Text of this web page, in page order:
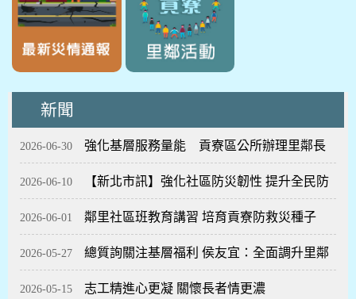
新聞
2026-06-30 強化基層服務量能 貢寮區公所辦理里鄰長
行動服務知能研習
2026-06-10 【新北市訊】強化社區防災韌性 提升全民防
災能量
2026-06-01 鄰里社區班教育講習 培育貢寮防救災種子
2026-05-27 總質詢關注基層福利 侯友宜：全面調升里鄰
基層經費 帶狀皰疹疫苗補助擴大
2026-05-15 志工精進心更凝 關懷長者情更濃